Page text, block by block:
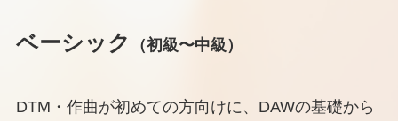
ベーシック （初級〜中級）
DTM・作曲が初めての方向けに、DAWの基礎から